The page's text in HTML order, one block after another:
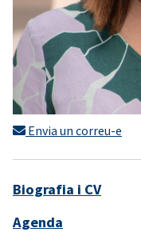
Envia un correu-e
Biografia i CV
Agenda